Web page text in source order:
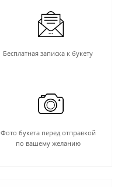
Бесплатная записка к букету
Фото букета перед отправкой
по вашему желанию